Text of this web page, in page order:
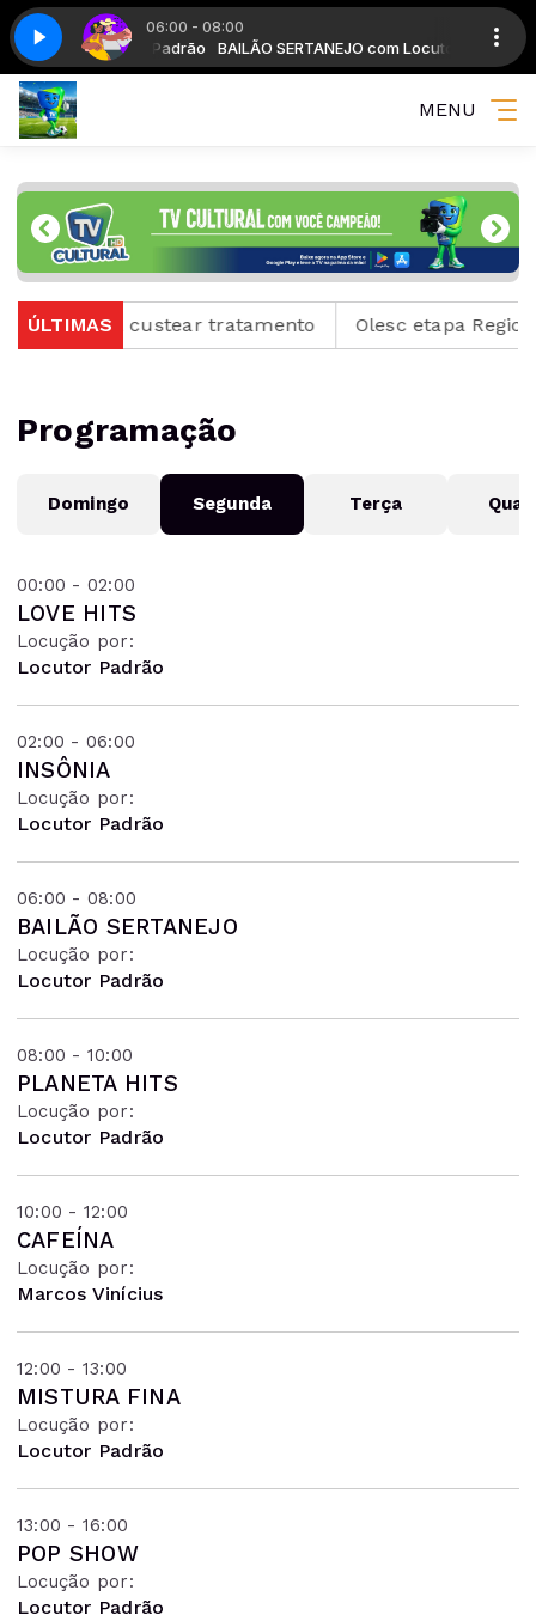
06:00 - 08:00
com Locutor Padrão BAILÃO SERTANEJO com Locutor Padrão
- Parte 5 Bailão sertanejo - Parte 5
MENU
ÚLTIMAS
para custear tratamento Olesc etapa
Programação
Domingo Segunda Terça
00:00 - 02:00
LOVE HITS
Locução por:
Locutor Padrão
02:00 - 06:00
INSÔNIA
Locução por:
Locutor Padrão
06:00 - 08:00
BAILÃO SERTANEJO
Locução por:
Locutor Padrão
08:00 - 10:00
PLANETA HITS
Locução por:
Locutor Padrão
10:00 - 12:00
CAFEÍNA
Locução por:
Marcos Vinícius
12:00 - 13:00
MISTURA FINA
Locução por:
Locutor Padrão
13:00 - 16:00
POP SHOW
Locução por:
Locutor Padrão